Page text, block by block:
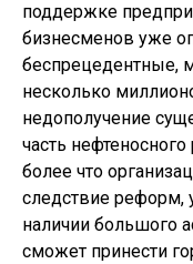
поддержке
бизнесменов уже
беспрецедентные,
несколько
недополучение
часть
более что
следствие реформ,
наличии большого
сможет принести